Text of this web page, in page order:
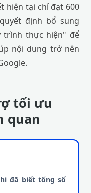
hiện tại chỉ đạt 600
định bổ sung
trình thực hiện" để
nội dung trở nên
tối ưu
quan
đã biết tổng số